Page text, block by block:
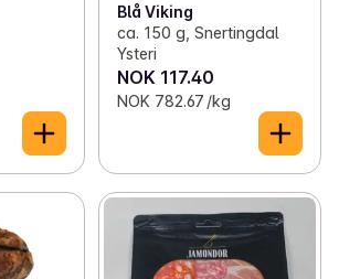
Blå Viking
ca. 150 g, Snertingdal
Ysteri
NOK 117.40
NOK 782.67 /kg